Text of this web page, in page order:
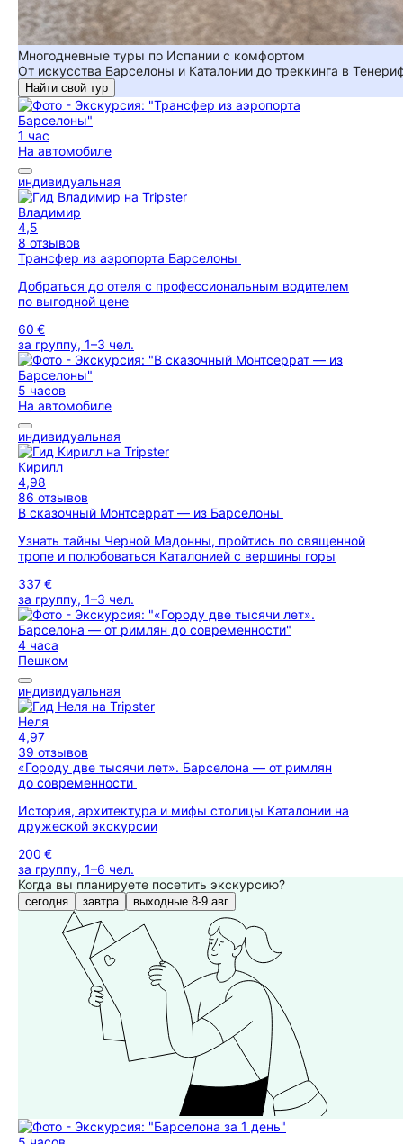
Многодневные туры по Испании с комфортом
От искусства Барселоны и Каталонии до треккинга в
Найти свой тур
1 час
На автомобиле
индивидуальная
Владимир
4,5
8 отзывов
Трансфер из аэропорта Барселоны
Добраться до отеля с профессиональным водителем
по выгодной цене
60 €
за группу, 1–3 чел.
5 часов
На автомобиле
индивидуальная
Кирилл
4,98
86 отзывов
В сказочный Монтсеррат — из Барселоны
Узнать тайны Черной Мадонны, пройтись по священной
тропе и полюбоваться Каталонией с вершины горы
337 €
за группу, 1–3 чел.
4 часа
Пешком
индивидуальная
Неля
4,97
39 отзывов
«Городу две тысячи лет». Барселона — от римлян
до современности
История, архитектура и мифы столицы Каталонии на
дружеской экскурсии
200 €
за группу, 1–6 чел.
Когда вы планируете посетить экскурсию?
сегодня завтра выходные 8-9 авг